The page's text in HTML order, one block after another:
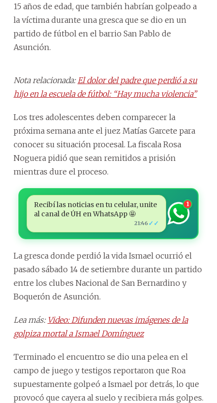
15 años de edad, que también habrían golpeado a
la víctima durante una gresca que se dio en un
partido de fútbol en el barrio San Pablo de
Asunción.
Nota relacionada: El dolor del padre que perdió a su
hijo en la escuela de fútbol: “Hay mucha violencia”
Los tres adolescentes deben comparecer la
próxima semana ante el juez Matías Garcete para
conocer su situación procesal. La fiscala Rosa
Noguera pidió que sean remitidos a prisión
mientras dure el proceso.
Recibí las noticias en tu celular, unite
al canal de ÚH en WhatsApp 🤩
21:46 ✓✓
1
La gresca donde perdió la vida Ismael ocurrió el
pasado sábado 14 de setiembre durante un partido
entre los clubes Nacional de San Bernardino y
Boquerón de Asunción.
Lea más: Video: Difunden nuevas imágenes de la
golpiza mortal a Ismael Domínguez
Terminado el encuentro se dio una pelea en el
campo de juego y testigos reportaron que Roa
supuestamente golpeó a Ismael por detrás, lo que
provocó que cayera al suelo y recibiera más golpes.